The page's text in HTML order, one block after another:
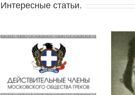
Интересные статьи.